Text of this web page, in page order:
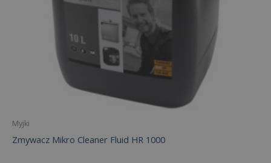
Myjki
Zmywacz Mikro Cleaner Fluid HR 1000